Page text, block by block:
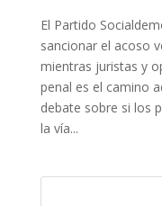
El Partido
sancionar el acoso
mientras juristas y
penal es el camino
debate sobre si los
la vía...